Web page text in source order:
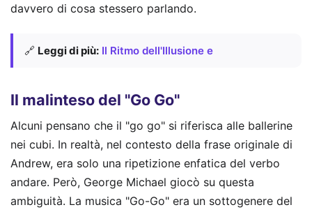
davvero di cosa stessero parlando.
🔗 Leggi di più: Il Ritmo dell'Illusione e
Il malinteso del "Go Go"
Alcuni pensano che il "go go" si riferisca alle ballerine
nei cubi. In realtà, nel contesto della frase originale di
Andrew, era solo una ripetizione enfatica del verbo
andare. Però, George Michael giocò su questa
ambiguità. La musica "Go-Go" era un sottogenere del